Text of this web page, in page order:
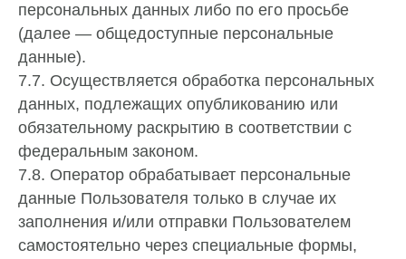
персональных данных либо по его просьбе
(далее — общедоступные персональные
данные).
7.7. Осуществляется обработка персональных
данных, подлежащих опубликованию или
обязательному раскрытию в соответствии с
федеральным законом.
7.8. Оператор обрабатывает персональные
данные Пользователя только в случае их
заполнения и/или отправки Пользователем
самостоятельно через специальные формы,